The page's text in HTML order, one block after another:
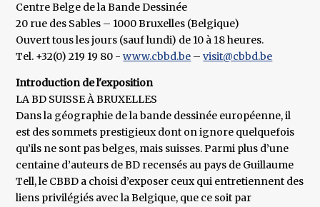
Centre Belge de la Bande Dessinée
20 rue des Sables – 1000 Bruxelles (Belgique)
Ouvert tous les jours (sauf lundi) de 10 à 18 heures.
Tel. +32(0) 219 19 80 -www.cbbd.be –visit@cbbd.be
Introduction de l'exposition
LA BD SUISSE À BRUXELLES
Dans la géographie de la bande dessinée européenne, il
est des sommets prestigieux dont on ignore quelquefois
qu’ils ne sont pas belges, mais suisses. Parmi plus d’une
centaine d’auteurs de BD recensés au pays de Guillaume
Tell, le CBBD a choisi d’exposer ceux qui entretiennent des
liens privilégiés avec la Belgique, que ce soit par